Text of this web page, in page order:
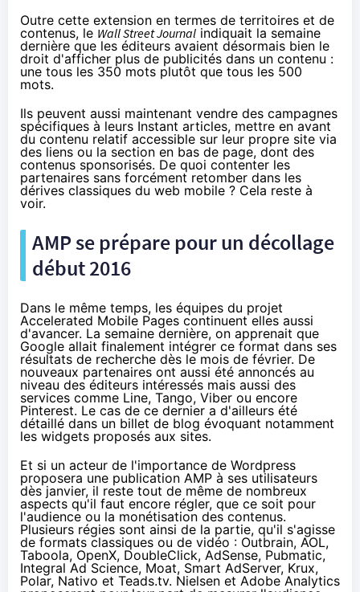
Outre cette extension en termes de territoires et de
contenus, le Wall Street Journal indiquait la semaine
dernière que les éditeurs avaient désormais bien le
droit d'afficher plus de publicités dans un contenu :
une tous les 350 mots plutôt que tous les 500
mots.
Ils peuvent aussi maintenant vendre des campagnes
spécifiques à leurs Instant articles, mettre en avant
du contenu relatif accessible sur leur propre site via
des liens ou la section en bas de page, dont des
contenus sponsorisés. De quoi contenter les
partenaires sans forcément retomber dans les
dérives classiques du web mobile ? Cela reste à
voir.
AMP se prépare pour un décollage
début 2016
Dans le même temps, les équipes du projet
Accelerated Mobile Pages continuent elles aussi
d'avancer. La semaine dernière, on apprenait que
Google allait finalement intégrer ce format dans ses
résultats de recherche dès le mois de février. De
nouveaux partenaires ont aussi été annoncés au
niveau des éditeurs intéressés mais aussi des
services comme Line, Tango, Viber ou encore
Pinterest. Le cas de ce dernier a d'ailleurs été
détaillé dans un billet de blog évoquant notamment
les widgets proposés aux sites.
Et si un acteur de l'importance de Wordpress
proposera une publication AMP à ses utilisateurs
dès janvier, il reste tout de même de nombreux
aspects qu'il faut encore régler, que ce soit pour
l'audience ou la monétisation des contenus.
Plusieurs régies sont ainsi de la partie, qu'il s'agisse
de formats classiques ou de vidéo : Outbrain, AOL,
Taboola, OpenX, DoubleClick, AdSense, Pubmatic,
Integral Ad Science, Moat, Smart AdServer, Krux,
Polar, Nativo et Teads.tv. Nielsen et Adobe Analytics